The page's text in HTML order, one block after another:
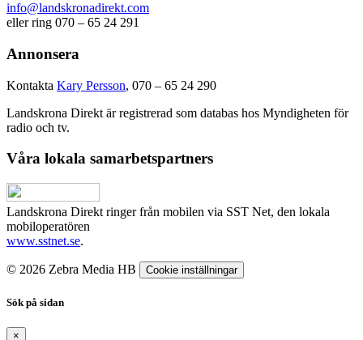
info@landskronadirekt.com
eller ring 070 – 65 24 291
Annonsera
Kontakta Kary Persson, 070 – 65 24 290
Landskrona Direkt är registrerad som databas hos Myndigheten för
radio och tv.
Våra lokala samarbetspartners
Landskrona Direkt ringer från mobilen via SST Net, den lokala
mobiloperatören
www.sstnet.se.
© 2026 Zebra Media HB Cookie inställningar
Sök på sidan
×